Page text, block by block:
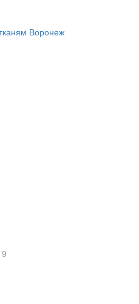
Воронеж